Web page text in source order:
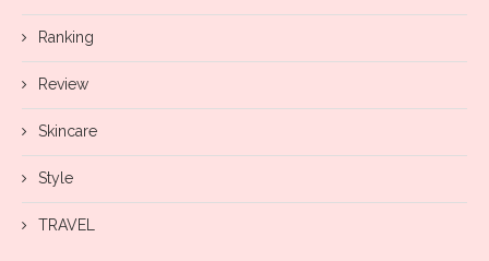
Ranking
Review
Skincare
Style
TRAVEL